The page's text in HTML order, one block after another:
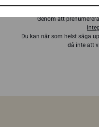
Genom att
Du kan när som helst säga
då inte att